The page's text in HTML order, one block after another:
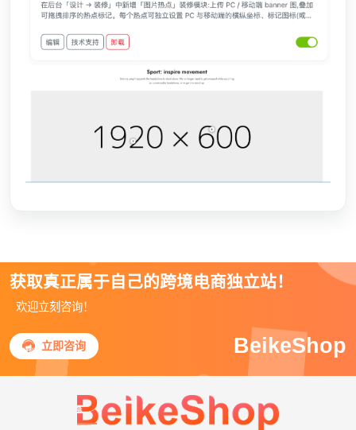
获取真正属于自己的跨境电商独立站！
欢迎立刻咨询！
 立即咨询 BeikeShop